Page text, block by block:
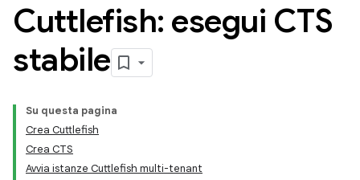
Cuttlefish: esegui CTS
stabile
Su questa pagina
Crea Cuttlefish
Crea CTS
Avvia istanze Cuttlefish multi-tenant